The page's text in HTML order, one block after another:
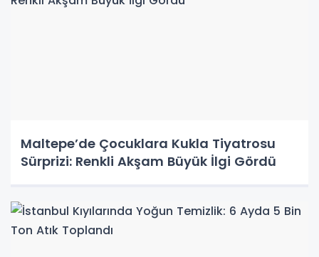
Maltepe’de Çocuklara Kukla Tiyatrosu
Sürprizi: Renkli Akşam Büyük İlgi Gördü